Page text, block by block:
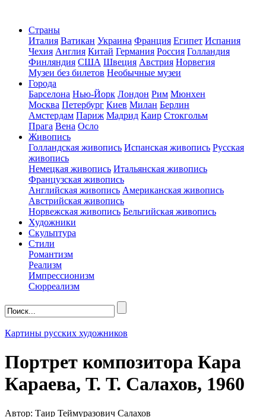
Страны
Италия Ватикан Украина Франция Египет Испания
Чехия Англия Китай Германия Россия Голландия
Финляндия США Швеция Австрия Норвегия
Музеи без билетов Необычные музеи
Города
Барселона Нью-Йорк Лондон Рим Мюнхен
Москва Петербург Киев Милан Берлин
Амстердам Париж Мадрид Каир Стокгольм
Прага Вена Осло
Живопись
Голландская живопись Испанская живопись Русская
живопись
Немецкая живопись Итальянская живопись
Французская живопись
Английская живопись Американская живопись
Австрийская живопись
Норвежская живопись Бельгийская живопись
Художники
Скульптура
Стили
Романтизм
Реализм
Импрессионизм
Сюрреализм
Картины русских художников
Портрет композитора Кара
Караева, Т. Т. Салахов, 1960
Автор: Таир Теймуразович Салахов